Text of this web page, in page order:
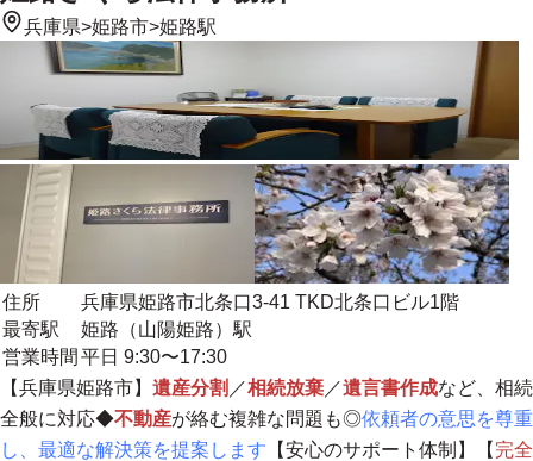
兵庫県>姫路市>姫路駅
住所
兵庫県姫路市北条口3-41 TKD北条口ビル1階
最寄駅
姫路（山陽姫路）駅
営業時間 平日 9:30〜17:30
【兵庫県姫路市】 遺産分割 ／相続放棄 ／遺言書作成など、相続
全般に対応◆不動産が絡む複雑な問題も◎依頼者の意思を尊重
し、最適な解決策を提案します 【安心のサポート体制】【 完全